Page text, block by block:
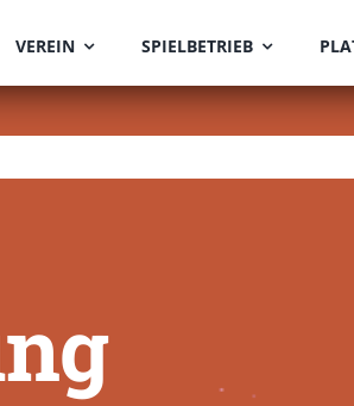
VEREIN SPIELBETRIEB